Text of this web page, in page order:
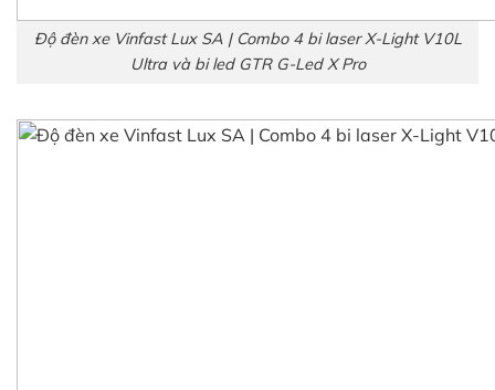
Độ đèn xe Vinfast Lux SA | Combo 4 bi laser X-Light V10L
Ultra và bi led GTR G-Led X Pro